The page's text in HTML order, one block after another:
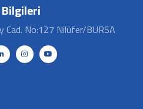
Cad. No:127 Nilüfer/BURSA